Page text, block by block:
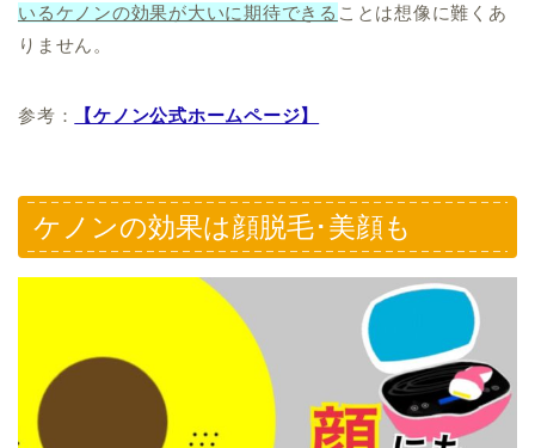
いるケノンの効果が大いに期待できる ことは想像に難くあ
りません。
参考： 【ケノン公式ホームページ】
ケノンの効果は顔脱毛･美顔も